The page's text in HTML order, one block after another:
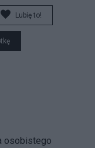
Lubię to!
osobistego